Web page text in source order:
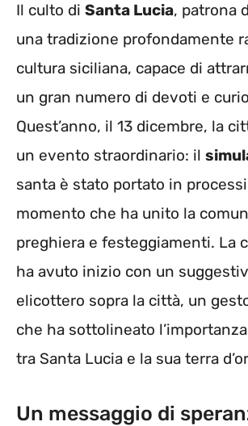
Il culto di Santa Lucia, patrona
una tradizione profondamente
cultura siciliana, capace di
un gran numero di devoti e
Quest’anno, il 13 dicembre, la
un evento straordinario: il
santa è stato portato in
momento che ha unito la
preghiera e festeggiamenti. La
ha avuto inizio con un
elicottero sopra la città, un
che ha sottolineato
tra Santa Lucia e la sua terra
Un messaggio di